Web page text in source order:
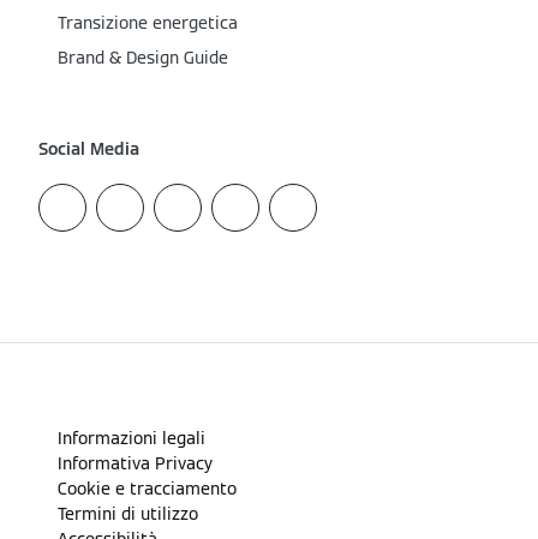
Transizione energetica
Brand & Design Guide
Social Media
Informazioni legali
Informativa Privacy
Cookie e tracciamento
Termini di utilizzo